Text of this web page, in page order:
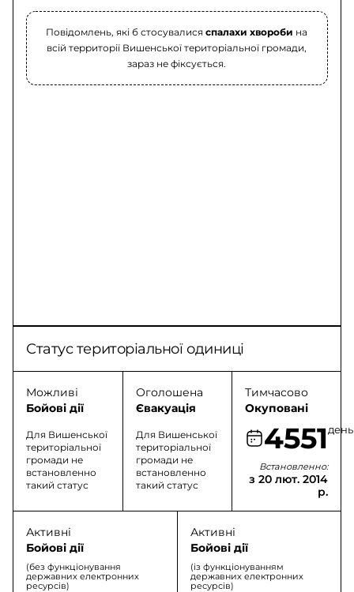
Повідомлень, які б стосувалисяспалахи хвороби на
всій территорії Вишенської територіальної громади,
зараз не фіксується.
Статус територіальної одиниці
Можливі
Бойові дії
Для Вишенської
територіальної
громади не
встановленно
такий статус
Оголошена
Євакуація
Для Вишенської
територіальної
громади не
встановленно
такий статус
Тимчасово
Окуповані
4551день
Встановленно:
з 20 лют. 2014
р.
Активні
Бойові дії
(без функціонування
державних електронних
ресурсів)
Активні
Бойові дії
(із функціонуванням
державних електронних
ресурсів)